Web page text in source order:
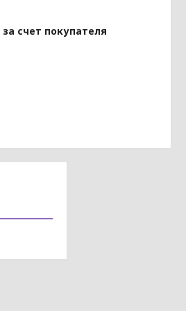
за счет покупателя